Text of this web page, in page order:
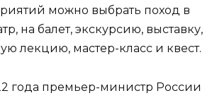
можно выбрать поход в
на балет, экскурсию, выставку,
лекцию, мастер-класс и квест.
года премьер-министр России